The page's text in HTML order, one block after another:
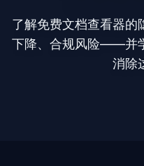
了解免费文档查看器
下降、合规风险——并
消除